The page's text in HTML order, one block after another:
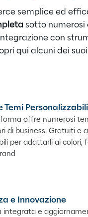
semplice ed
sotto
con
qui alcuni dei
Temi Personalizzabili
offre numerosi
di business.Gratuiti e
per adattarli ai colori,
e Innovazione
integrata e